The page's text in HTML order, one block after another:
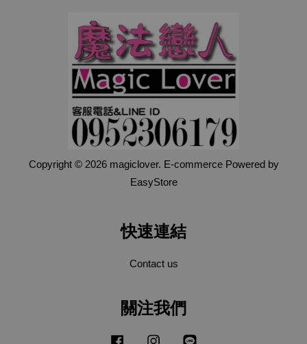
Copyright © 2026 magiclover. E-commerce Powered by
EasyStore
快速連結
Contact us
關注我們
Facebook Instagram